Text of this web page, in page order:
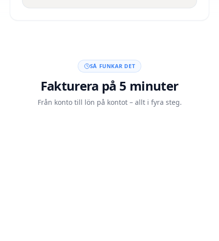
SÅ FUNKAR DET
Fakturera på 5 minuter
Från konto till lön på kontot – allt i fyra steg.